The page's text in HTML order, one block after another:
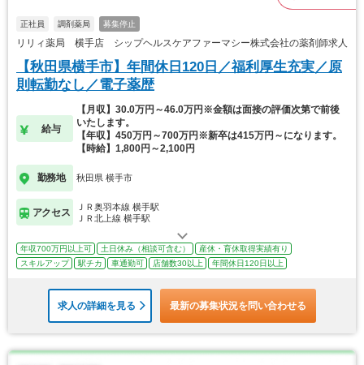
正社員 調剤薬局 募集停止
リリィ薬局 横手店 シップヘルスケアファーマシー株式会社の薬剤師求人
【秋田県横手市】年間休日120日／福利厚生充実／原
則転勤なし／電子薬歴
給与
【月収】30.0万円～46.0万円※金額は面接の評価次第で前後
いたします。
【年収】450万円～700万円※新卒は415万円～になります。
【時給】1,800円～2,100円
勤務地 秋田県 横手市
アクセス
ＪＲ奥羽本線 横手駅
ＪＲ北上線 横手駅
年収700万円以上可 土日休み（相談可含む）
産休・育休取得実績有り
スキルアップ
駅チカ 車通勤可 店舗数30以上 年間休日120日以上
求人の詳細を見る 最新の募集状況を問い合わせる